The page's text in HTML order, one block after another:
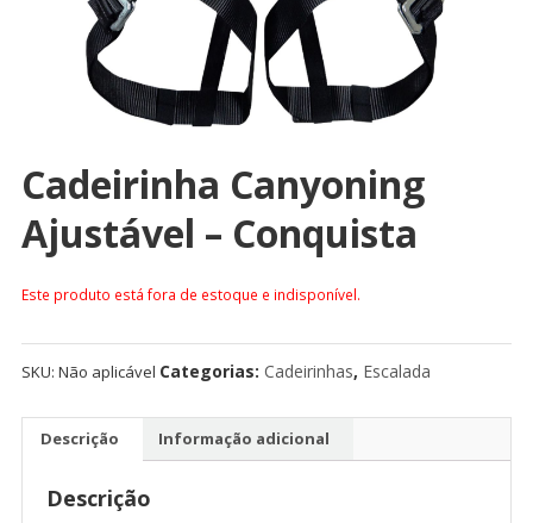
Cadeirinha Canyoning
Ajustável – Conquista
Este produto está fora de estoque e indisponível.
SKU: Não aplicável Categorias: Cadeirinhas, Escalada
Descrição Informação adicional
Descrição